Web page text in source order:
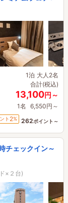
1泊 大人2名
合計(税込)
13,100円～
1名 6,550円～
ト 2% 262ポイント～
チェックイン～
×２台)